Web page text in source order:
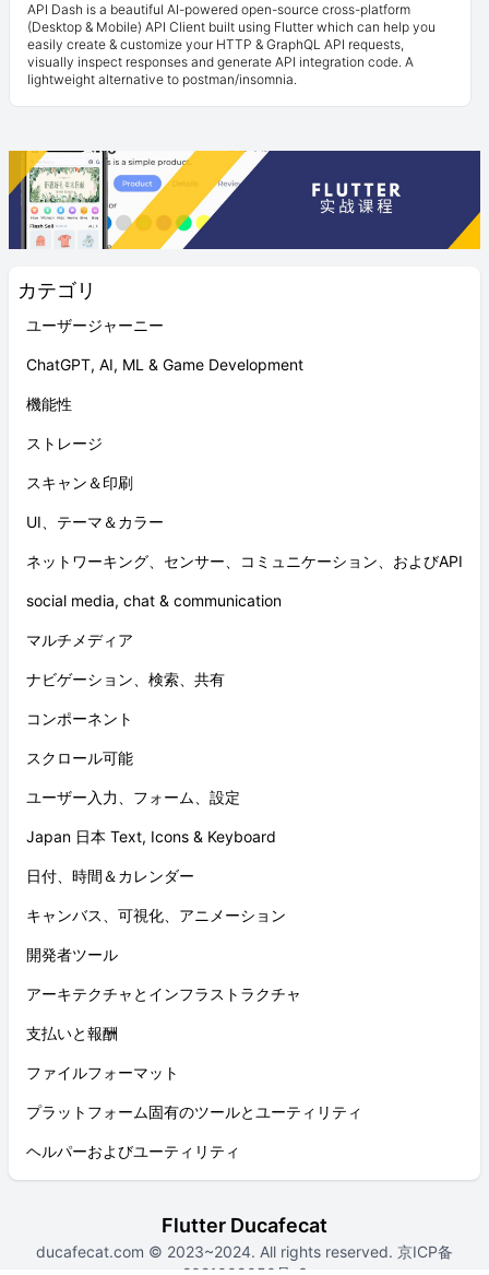
カテゴリ
ユーザージャーニー
ChatGPT, AI, ML & Game Development
機能性
ストレージ
スキャン＆印刷
UI、テーマ＆カラー
ネットワーキング、センサー、コミュニケーション、およびAPI
social media, chat & communication
マルチメディア
ナビゲーション、検索、共有
コンポーネント
スクロール可能
ユーザー入力、フォーム、設定
Japan 日本 Text, Icons & Keyboard
日付、時間＆カレンダー
キャンバス、可視化、アニメーション
開発者ツール
アーキテクチャとインフラストラクチャ
支払いと報酬
ファイルフォーマット
プラットフォーム固有のツールとユーティリティ
ヘルパーおよびユーティリティ
API Dash is a beautiful AI-powered open-source cross-platform
(Desktop & Mobile) API Client built using Flutter which can help you
easily create & customize your HTTP & GraphQL API requests,
visually inspect responses and generate API integration code. A
lightweight alternative to postman/insomnia.
Flutter Ducafecat
ducafecat.com © 2023~2024. All rights reserved. 京ICP备